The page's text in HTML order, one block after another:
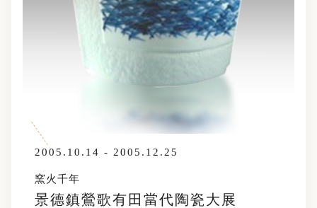
2005.10.14 - 2005.12.25
窯火千年
景德鎮鶯歌有田當代陶瓷大展